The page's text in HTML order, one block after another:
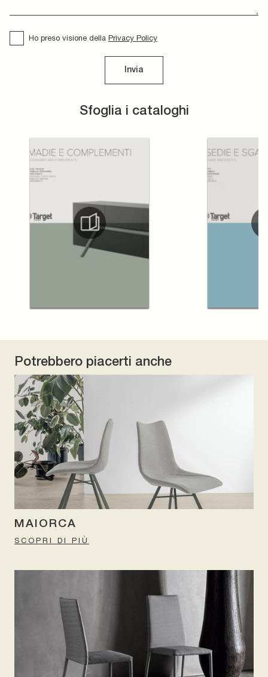
Sfoglia i cataloghi
Ho preso visione della Privacy Policy
Invia
Potrebbero piacerti anche
MAIORCA
SCOPRI DI PIÙ